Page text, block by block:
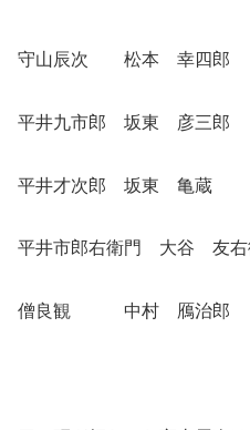
守山辰次 松本 幸四郎
平井九市郎 坂東 彦三郎
平井才次郎 坂東 亀蔵
平井市郎右衛門 大谷 友右
僧良観 中村 鴈治郎